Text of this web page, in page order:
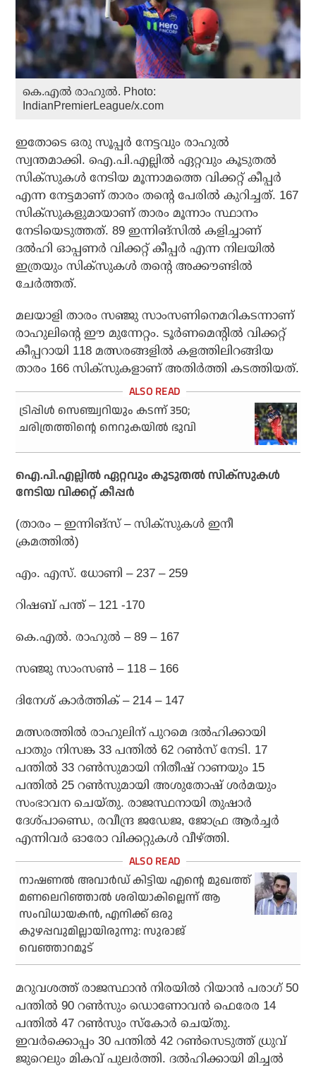
കെ.എൽ രാഹുൽ. Photo:
IndianPremierLeague/x.com
ഇതോടെ ഒരു സൂപ്പര്‍ നേട്ടവും രാഹുല്‍
സ്വന്തമാക്കി. ഐ.പി.എല്ലില്‍ ഏറ്റവും കൂടുതല്‍
സിക്‌സുകള്‍ നേടിയ മൂന്നാമത്തെ വിക്കറ്റ് കീപ്പര്‍
എന്ന നേട്ടമാണ് താരം തന്റെ പേരില്‍ കുറിച്ചത്. 167
സിക്‌സുകളുമായാണ് താരം മൂന്നാം സ്ഥാനം
നേടിയെടുത്തത്. 89 ഇന്നിങ്‌സില്‍ കളിച്ചാണ്
ദല്‍ഹി ഓപ്പണര്‍ വിക്കറ്റ് കീപ്പര്‍ എന്ന നിലയില്‍
ഇത്രയും സിക്‌സുകള്‍ തന്റെ അക്കൗണ്ടില്‍
ചേര്‍ത്തത്.
മലയാളി താരം സഞ്ജു സാംസണിനെമറികടന്നാണ്
രാഹുലിന്റെ ഈ മുന്നേറ്റം. ടൂര്‍ണമെന്റില്‍ വിക്കറ്റ്
കീപ്പറായി 118 മത്സരങ്ങളില്‍ കളത്തിലിറങ്ങിയ
താരം 166 സിക്‌സുകളാണ് അതിര്‍ത്തി കടത്തിയത്.
ട്രിപ്പിള്‍ സെഞ്ച്വറിയും കടന്ന് 350;
ചരിത്രത്തിന്റെ നെറുകയില്‍ ഭുവി
ഐ.പി.എല്ലില്‍ ഏറ്റവും കൂടുതല്‍ സിക്‌സുകള്‍
നേടിയ വിക്കറ്റ് കീപ്പര്‍
(താരം – ഇന്നിങ്സ് – സിക്‌സുകള്‍ ഇനീ
ക്രമത്തില്‍)
എം. എസ്. ധോണി – 237 – 259
റിഷബ് പന്ത് – 121 -170
കെ.എല്‍. രാഹുല്‍ – 89 – 167
സഞ്ജു സാംസണ്‍ – 118 – 166
ദിനേശ് കാര്‍ത്തിക് – 214 – 147
മത്സരത്തില്‍ രാഹുലിന് പുറമെ ദല്‍ഹിക്കായി
പാതും നിസങ്ക 33 പന്തില്‍ 62 റണ്‍സ് നേടി. 17
പന്തില്‍ 33 റണ്‍സുമായി നിതീഷ് റാണയും 15
പന്തില്‍ 25 റണ്‍സുമായി അശുതോഷ് ശര്‍മയും
സംഭാവന ചെയ്തു. രാജസ്ഥനായി തുഷാര്‍
ദേശ്പാണ്ഡെ, രവീന്ദ്ര ജഡേജ, ജോഫ്ര ആര്‍ച്ചര്‍
എന്നിവര്‍ ഓരോ വിക്കറ്റുകള്‍ വീഴ്ത്തി.
നാഷണല്‍ അവാര്‍ഡ് കിട്ടിയ എന്റെ മുഖത്ത്
മണലെറിഞ്ഞാല്‍ ശരിയാകില്ലെന്ന് ആ
സംവിധായകന്‍, എനിക്ക് ഒരു
കുഴപ്പവുമില്ലായിരുന്നു: സുരാജ്
വെഞ്ഞാറമൂട്
മറുവശത്ത് രാജസ്ഥാന്‍ നിരയില്‍ റിയാന്‍ പരാഗ് 50
പന്തില്‍ 90 റണ്‍സും ഡൊണോവന്‍ ഫെരേര 14
പന്തില്‍ 47 റണ്‍സും സ്‌കോര്‍ ചെയ്തു.
ഇവര്‍ക്കൊപ്പം 30 പന്തില്‍ 42 റണ്‍സെടുത്ത് ധ്രുവ്
ജുറെലും മികവ് പുലര്‍ത്തി. ദല്‍ഹിക്കായി മിച്ചല്‍